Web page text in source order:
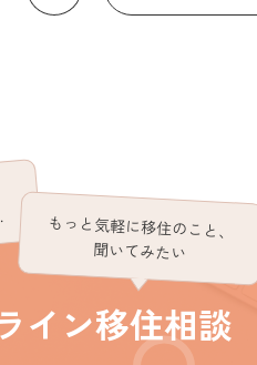
もっと気軽に移住のこと、
聞いてみたい
イン移住相談